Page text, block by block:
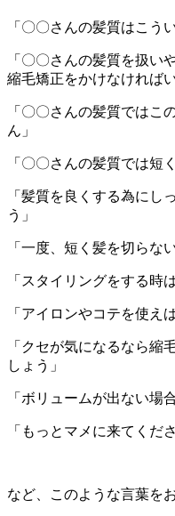
「〇〇さんの髪質はこう
「〇〇さんの髪質を扱い
縮毛矯正をかけなければ
「〇〇さんの髪質ではこ
ん」
「〇〇さんの髪質では短
「髪質を良くする為にし
う」
「一度、短く髪を切らな
「スタイリングをする時
「アイロンやコテを使え
「クセが気になるなら縮
しょう」
「ボリュームが出ない場
「もっとマメに来てくだ
など、このような言葉を